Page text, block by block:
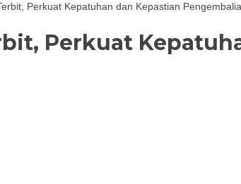
Perkuat Kepatuhan dan Kepastian
Perkuat